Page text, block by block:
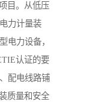
目。从低压
力计量装
电力设备，
认证的要
配电线路铺
质量和安全